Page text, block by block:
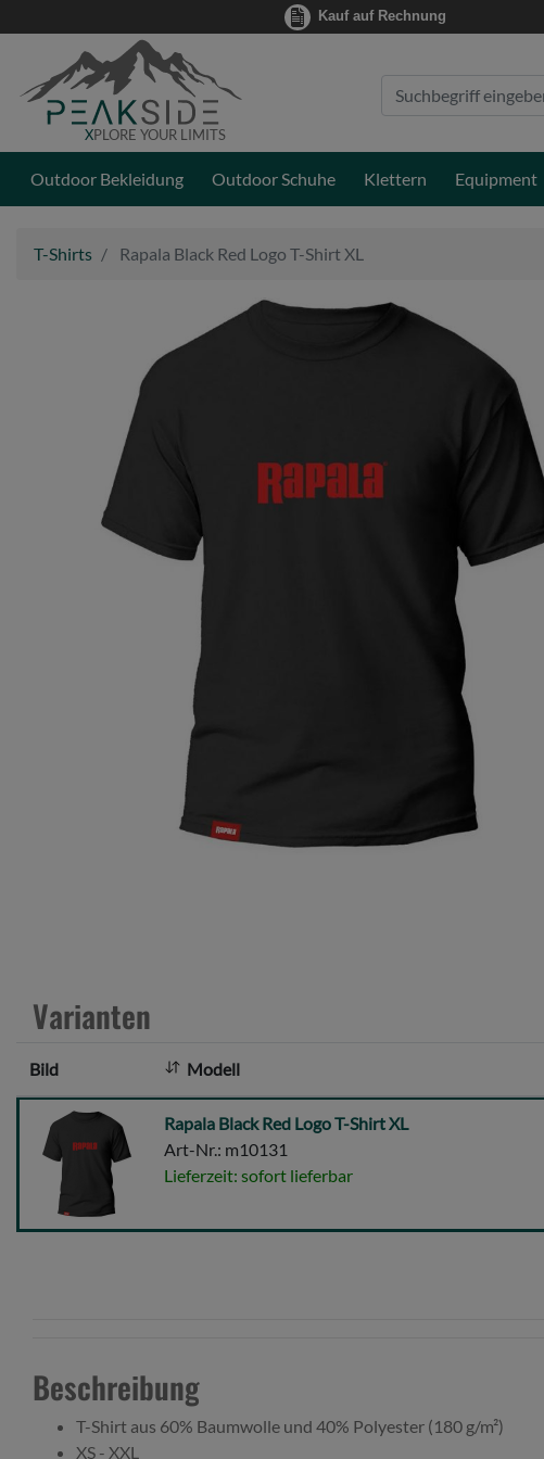
Kauf auf Rechnung
XPLORE YOUR LIMITS
Suche
Eingabefeld
Outdoor Bekleidung Outdoor Schuhe Klettern Equipment
T-Shirts Rapala Black Red Logo T-Shirt XL
Varianten
Bild Modell
Rapala
Black
Logo
T-
Rapala Black Red Logo T-Shirt XL
Art-Nr.: m10131
Lieferzeit: sofort lieferbar
Beschreibung
T-Shirt aus 60% Baumwolle und 40% Polyester (180 g/m²)
XS - XXL